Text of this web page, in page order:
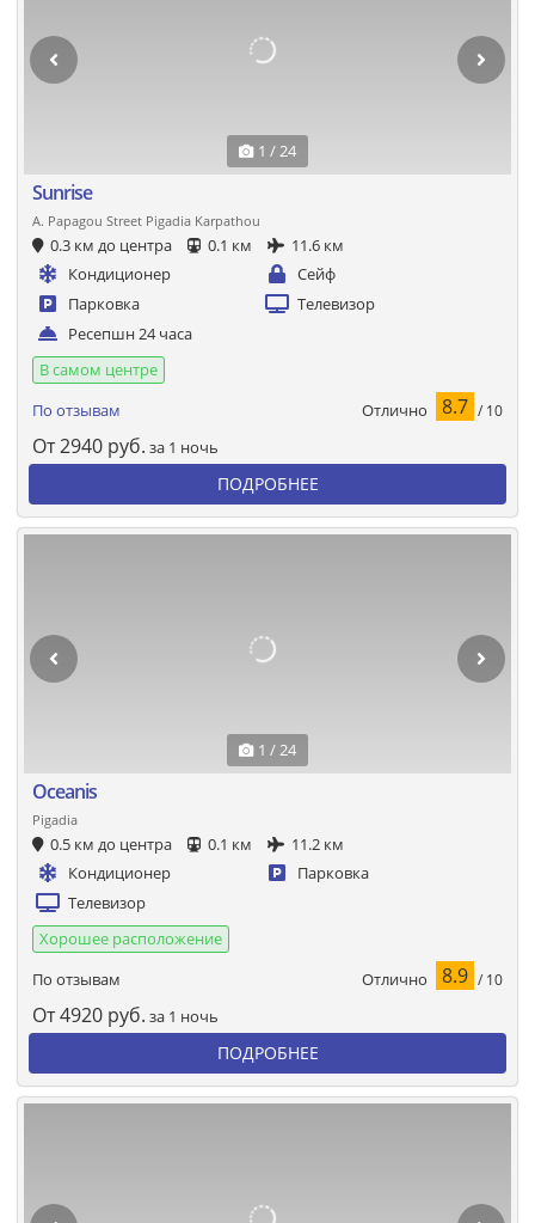
1 / 24
Sunrise
A. Papagou Street Pigadia Karpathou
0.3 км до центра 0.1 км
11.6 км
Кондиционер
Сейф
Парковка
Телевизор
Ресепшн 24 часа
В самом центре
По отзывам
Отлично 8.7 / 10
От2940 руб. за 1 ночь
ПОДРОБНЕЕ
1 / 24
Oceanis
Pigadia
0.5 км до центра 0.1 км
11.2 км
Кондиционер
Парковка
Телевизор
Хорошее расположение
По отзывам
Отлично 8.9 / 10
От4920 руб. за 1 ночь
ПОДРОБНЕЕ